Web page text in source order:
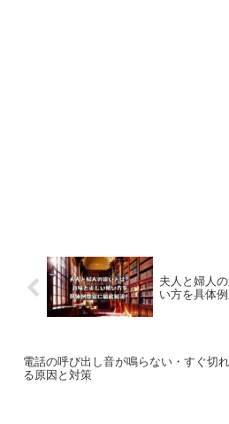
夫人と婦人
い方を具体
電話の呼び出し音が鳴らない・すぐ切れ
る原因と対策